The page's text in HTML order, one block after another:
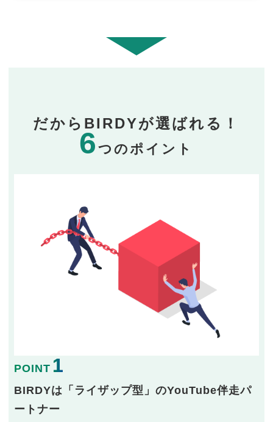
だからBIRDYが選ばれる！
6つのポイント
POINT 1
BIRDYは「ライザップ型」のYouTube伴走パ
ートナー